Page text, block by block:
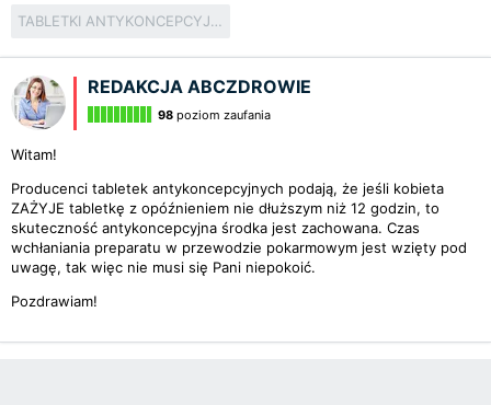
TABLETKI ANTYKONCEPCYJNE
REDAKCJA ABCZDROWIE
98 poziom zaufania
Witam!
Producenci tabletek antykoncepcyjnych podają, że jeśli kobieta
ZAŻYJE tabletkę z opóźnieniem nie dłuższym niż 12 godzin, to
skuteczność antykoncepcyjna środka jest zachowana. Czas
wchłaniania preparatu w przewodzie pokarmowym jest wzięty pod
uwagę, tak więc nie musi się Pani niepokoić.
Pozdrawiam!